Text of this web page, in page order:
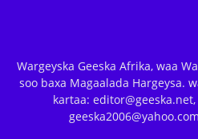
Wargeyska Geeska Afrika, waa
soo baxa Magaalada Hargeysa.
kartaa: